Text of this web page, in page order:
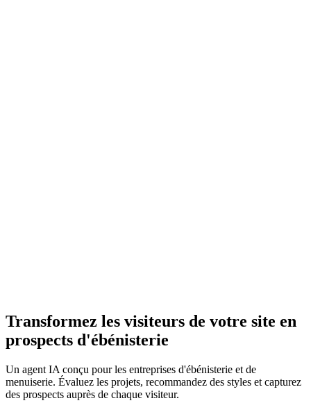
Transformez les visiteurs de votre site en
prospects d'ébénisterie
Un agent IA conçu pour les entreprises d'ébénisterie et de
menuiserie. Évaluez les projets, recommandez des styles et capturez
des prospects auprès de chaque visiteur.